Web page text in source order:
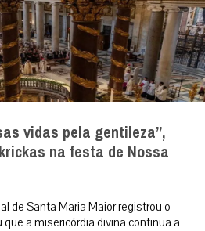
vidas pela gentileza”,
na festa de Nossa
de Santa Maria Maior registrou o
a misericórdia divina continua a